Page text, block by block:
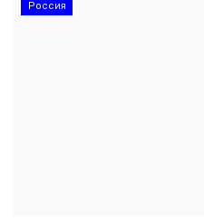
Россия